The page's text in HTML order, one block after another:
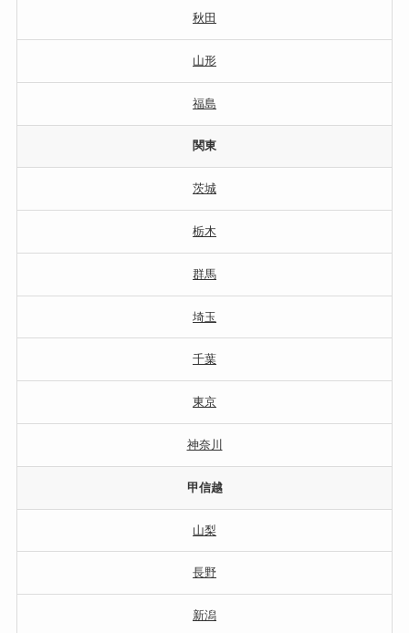
秋田
山形
福島
関東
茨城
栃木
群馬
埼玉
千葉
東京
神奈川
甲信越
山梨
長野
新潟